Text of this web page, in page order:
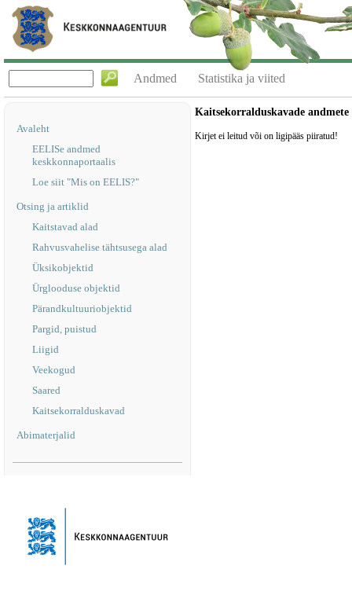
Andmed Statistika ja viited
Avaleht
EELISe andmed
keskkonnaportaalis
Loe siit "Mis on EELIS?"
Otsing ja artiklid
Kaitstavad alad
Rahvusvahelise tähtsusega alad
Üksikobjektid
Ürglooduse objektid
Pärandkultuuriobjektid
Pargid, puistud
Liigid
Veekogud
Saared
Kaitsekorralduskavad
Abimaterjalid
Kaitsekorralduskavade
Kirjet ei leitud või on ligipääs piiratud!